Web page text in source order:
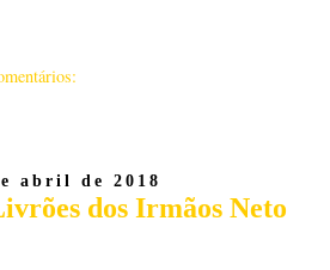
abril de 2018
dos Irmãos Neto